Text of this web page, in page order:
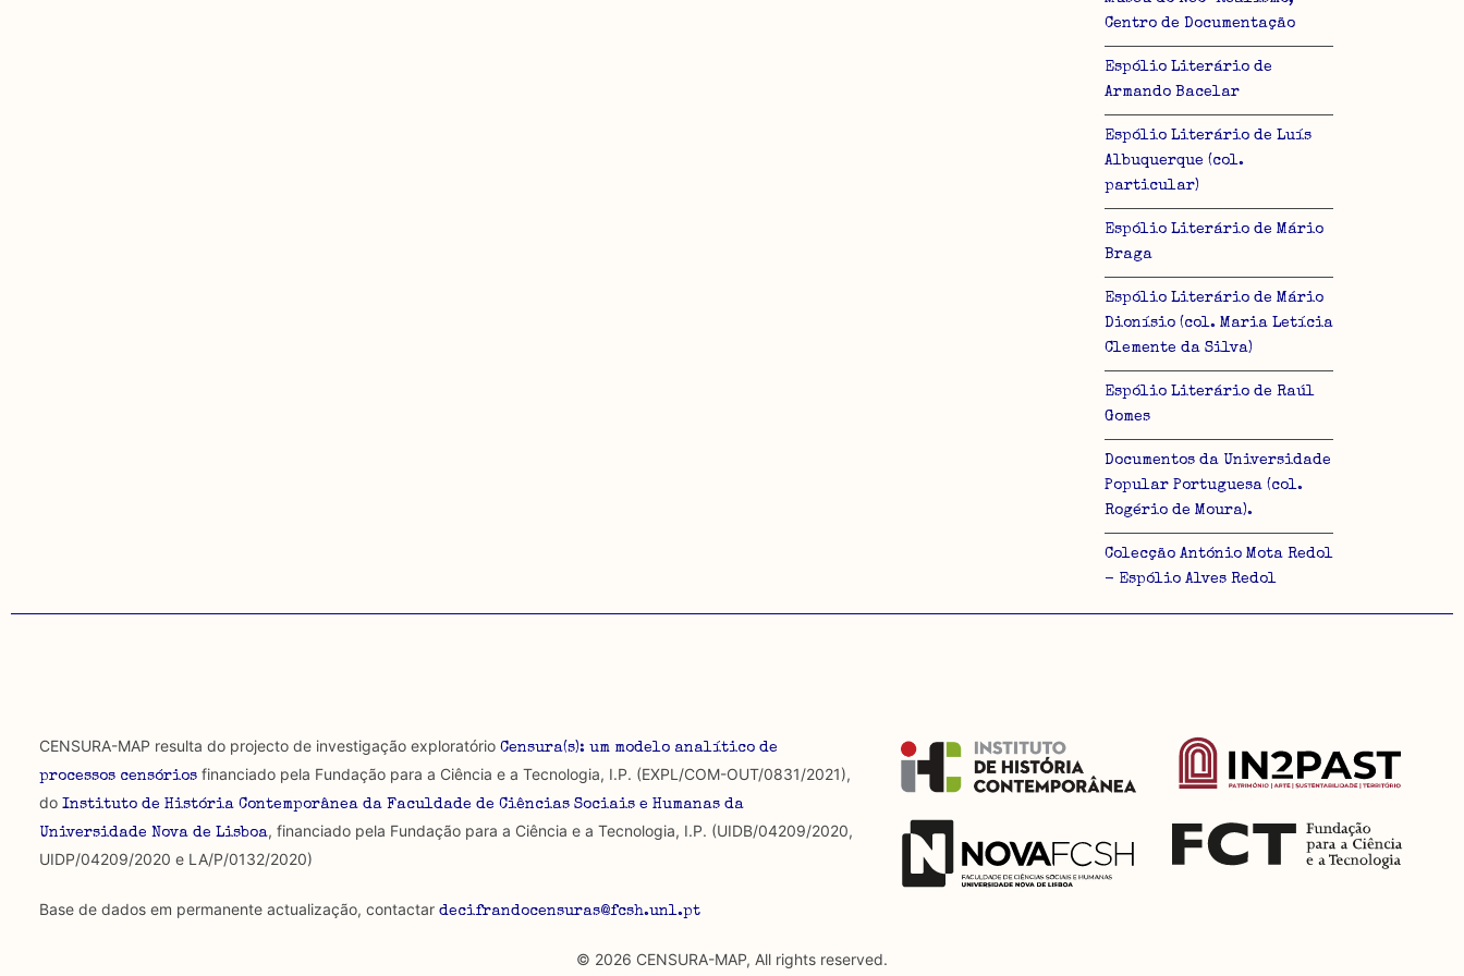
Centro de Documentação
Espólio Literário de
Armando Bacelar
Espólio Literário de Luís
Albuquerque (col.
particular)
Espólio Literário de Mário
Braga
Espólio Literário de Mário
Dionísio (col. Maria Letícia
Clemente da Silva)
Espólio Literário de Raúl
Gomes
Documentos da Universidade
Popular Portuguesa (col.
Rogério de Moura).
Colecção António Mota Redol
- Espólio Alves Redol
CENSURA-MAP resulta do projecto de investigação exploratório Censura(s): um modelo analítico de
processos censóriosfinanciado pela Fundação para a Ciência e a Tecnologia, I.P. (EXPL/COM-OUT/0831/2021),
do Instituto de História Contemporânea da Faculdade de Ciências Sociais e Humanas da
Universidade Nova de Lisboa, financiado pela Fundação para a Ciência e a Tecnologia, I.P. (UIDB/04209/2020,
UIDP/04209/2020 e LA/P/0132/2020)
Base de dados em permanente actualização, contactar decifrandocensuras@fcsh.unl.pt
© 2026 CENSURA-MAP, All rights reserved.